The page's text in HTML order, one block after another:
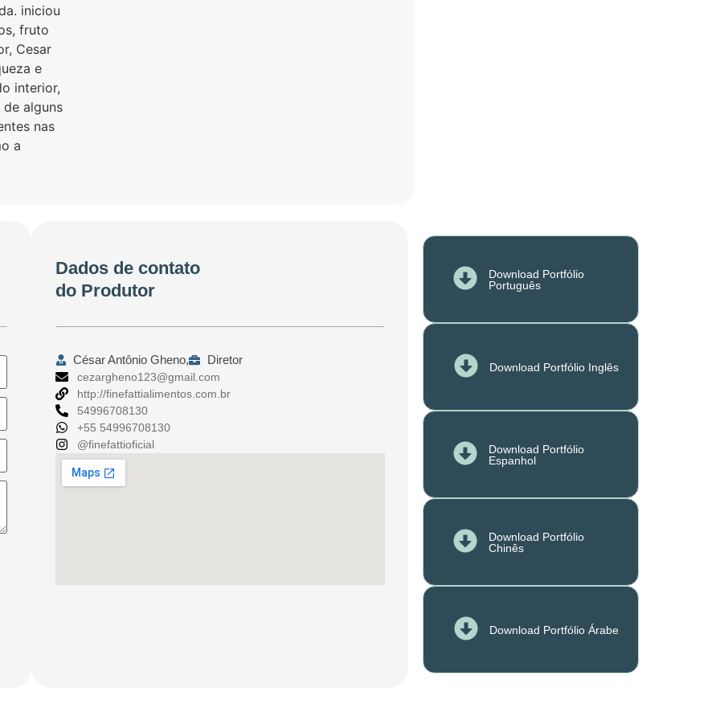
iniciou
fruto
Cesar
e
interior,
alguns
nas
a
Dados de contato
do Produtor
César Antônio Gheno, Diretor
cezargheno123@gmail.com
http://finefattialimentos.com.br
54996708130
+55 54996708130
@finefattioficial
Download Portfólio
Português
Download Portfólio Inglês
Download Portfólio
Espanhol
Download Portfólio
Chinês
Download Portfólio Árabe